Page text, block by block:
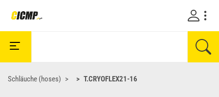
Schläuche (hoses) T.CRYOFLEX21-16